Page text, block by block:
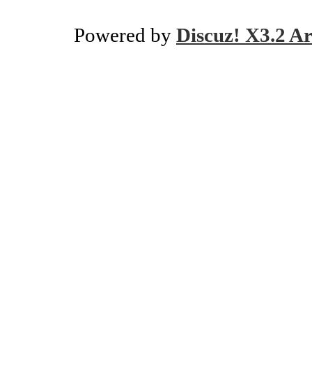
Powered by Discuz! X3.2